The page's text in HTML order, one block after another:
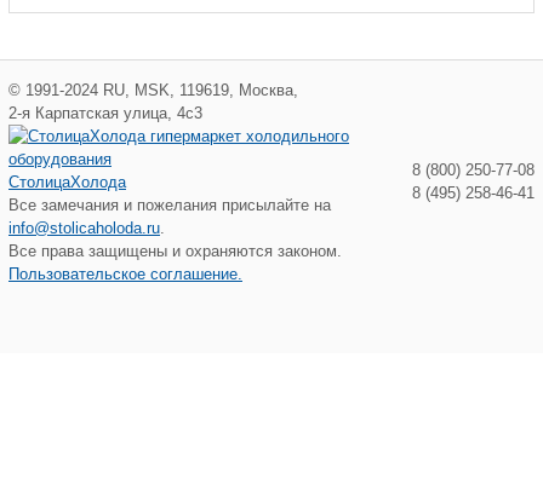
© 1991-2024 RU MSK 119619 Москва
2-я Карпатская улица, 4с3
СтолицаХолода
Все замечания и пожелания присылайте на
info@stolicaholoda.ru
Все права защищены и охраняются законом.
Пользовательское соглашение.
8 (800) 250-77-08
8 (495) 258-46-41